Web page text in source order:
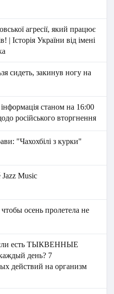
агресії, який працює
| Історія України від імені
сидеть, закинув ногу на
станом на 16:00
російського вторгнення
"Чахохбілі з курки"
Music
чтобы осень пролетела не
есть ТЫКВЕННЫЕ
день? 7
действий на организм